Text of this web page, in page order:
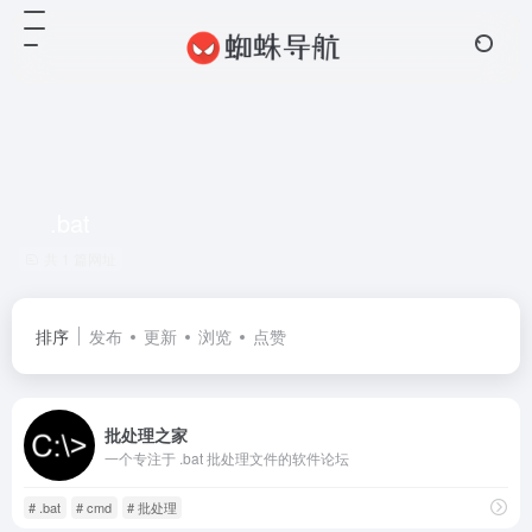
排序 发布 更新 浏览 点赞
批处理之家
一个专注于 .bat 批处理文件的软件论坛
# .bat # cmd # 批处理